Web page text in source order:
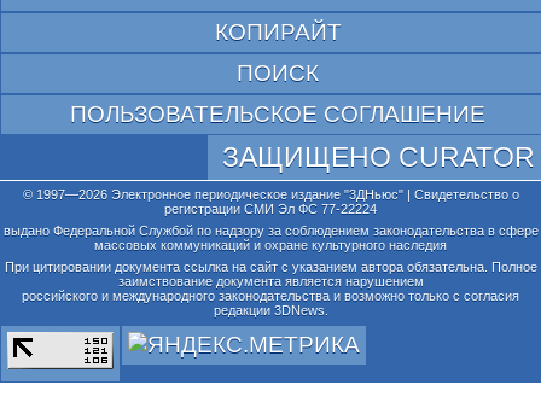
КОПИРАЙТ
ПОИСК
ПОЛЬЗОВАТЕЛЬСКОЕ СОГЛАШЕНИЕ
ЗАЩИЩЕНО CURATOR
© 1997—2026 Электронное периодическое издание "3ДНьюс" | Свидетельство о
регистрации СМИ Эл ФС 77-22224
выдано Федеральной Службой по надзору за соблюдением законодательства в сфере
массовых коммуникаций и охране культурного наследия
При цитировании документа ссылка на сайт с указанием автора обязательна. Полное
заимствование документа является нарушением
российского и международного законодательства и возможно только с согласия
редакции 3DNews.